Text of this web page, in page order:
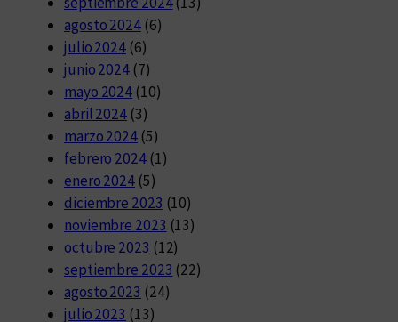
agosto 2024(6)
julio 2024 (6)
junio 2024 (7)
mayo 2024 (10)
abril 2024 (3)
marzo 2024 (5)
febrero 2024(1)
enero 2024 (5)
diciembre 2023 (10)
noviembre 2023 (13)
octubre 2023 (12)
septiembre 2023 (22)
agosto 2023 (24)
julio 2023 (13)